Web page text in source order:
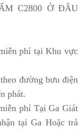
C2800 Ở ĐÂU
phí tại Khu vực
đường bưu điện
phát.
phí Tại Ga Giát
tại Ga Hoặc trả